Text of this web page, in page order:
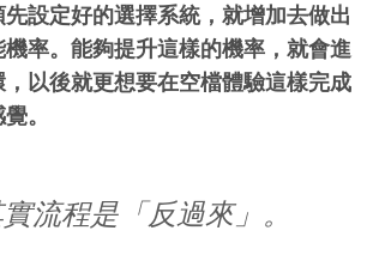
設定好的選擇系統，就增加去做出
率。能夠提升這樣的機率，就會進
，以後就更想要在空檔體驗這樣完成
。
流程是「反過來」。